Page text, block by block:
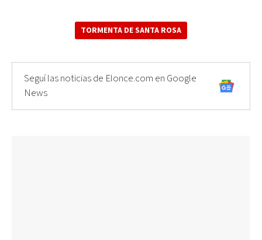
TORMENTA DE SANTA ROSA
Seguí las noticias de Elonce.com en Google
News